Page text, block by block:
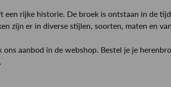
een rijke historie. De broek is ontstaan in de
zijn er in diverse stijlen, soorten, maten en
aanbod in de webshop. Bestel je je